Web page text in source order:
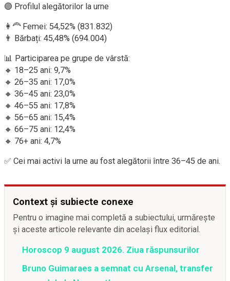
🟣 Profilul alegătorilor la urne
👩‍🦰 Femei: 54,52% (831.832)
👨 Bărbați: 45,48% (694.004)
📊 Participarea pe grupe de vârstă:
🔸 18–25 ani: 9,7%
🔸 26–35 ani: 17,0%
🔸 36–45 ani: 23,0%
🔸 46–55 ani: 17,8%
🔸 56–65 ani: 15,4%
🔸 66–75 ani: 12,4%
🔸 76+ ani: 4,7%
✅ Cei mai activi la urne au fost alegătorii între 36–45 de ani.
Context și subiecte conexe
Pentru o imagine mai completă a subiectului, urmărește
și aceste articole relevante din același flux editorial.
Horoscop 9 august 2026. Ziua răspunsurilor
Bruno Guimaraes a semnat cu Arsenal, transfer